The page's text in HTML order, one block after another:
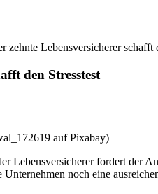
zehnte Lebensversicherer schafft
den Stresstest
auf Pixabay)
Lebensversicherer fordert der
noch eine